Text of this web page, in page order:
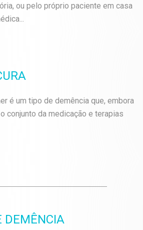
ou pelo próprio paciente em casa
é um tipo de demência que, embora
conjunto da medicação e terapias
DEMÊNCIA